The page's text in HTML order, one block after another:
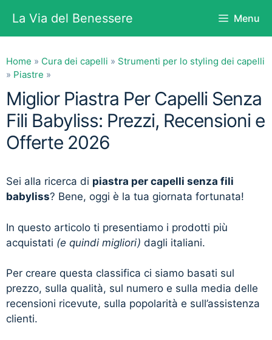
contenuto
La Via del Benessere Menu
Home » Cura dei capelli » Strumenti per lo styling dei capelli
» Piastre »
Miglior Piastra Per Capelli Senza
Fili Babyliss: Prezzi, Recensioni e
Offerte 2026
Sei alla ricerca di piastra per capelli senza fili
babyliss? Bene, oggi è la tua giornata fortunata!
In questo articolo ti presentiamo i prodotti più
acquistati (e quindi migliori) dagli italiani.
Per creare questa classifica ci siamo basati sul
prezzo, sulla qualità, sul numero e sulla media delle
recensioni ricevute, sulla popolarità e sull’assistenza
clienti.